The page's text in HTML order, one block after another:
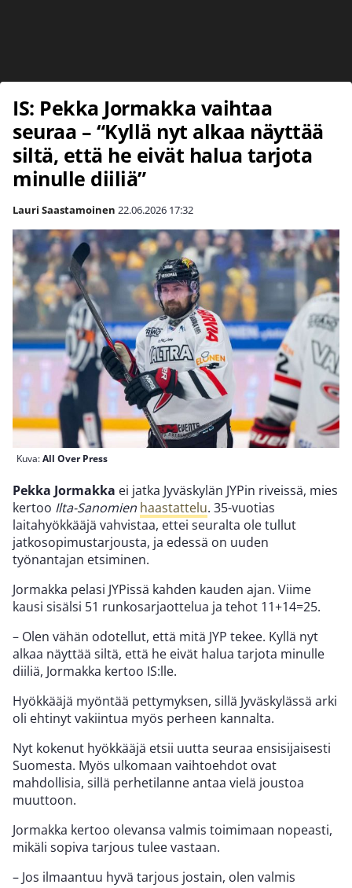
IS: Pekka Jormakka vaihtaa
seuraa – “Kyllä nyt alkaa näyttää
siltä, että he eivät halua tarjota
minulle diiliä”
Lauri Saastamoinen 22.06.2026 17:32
Kuva:All Over Press
Pekka Jormakka ei jatka Jyväskylän JYPin riveissä, mies
kertoo Ilta-Sanomien haastattelu. 35-vuotias
laitahyökkääjä vahvistaa, ettei seuralta ole tullut
jatkosopimustarjousta, ja edessä on uuden
työnantajan etsiminen.
Jormakka pelasi JYPissä kahden kauden ajan. Viime
kausi sisälsi 51 runkosarjaottelua ja tehot 11+14=25.
– Olen vähän odotellut, että mitä JYP tekee. Kyllä nyt
alkaa näyttää siltä, että he eivät halua tarjota minulle
diiliä, Jormakka kertoo IS:lle.
Hyökkääjä myöntää pettymyksen, sillä Jyväskylässä arki
oli ehtinyt vakiintua myös perheen kannalta.
Nyt kokenut hyökkääjä etsii uutta seuraa ensisijaisesti
Suomesta. Myös ulkomaan vaihtoehdot ovat
mahdollisia, sillä perhetilanne antaa vielä joustoa
muuttoon.
Jormakka kertoo olevansa valmis toimimaan nopeasti,
mikäli sopiva tarjous tulee vastaan.
– Jos ilmaantuu hyvä tarjous jostain, olen valmis